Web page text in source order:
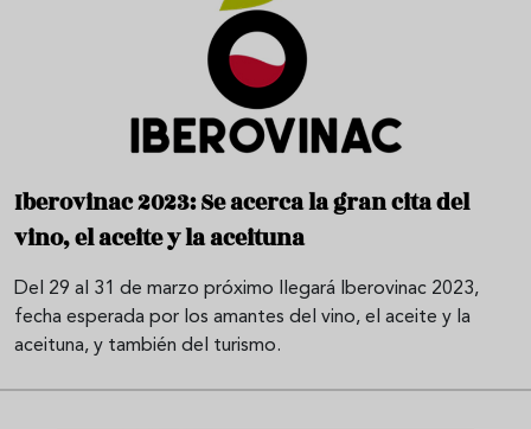
Iberovinac 2023: Se acerca la gran cita del
vino, el aceite y la aceituna
Del 29 al 31 de marzo próximo llegará Iberovinac 2023,
fecha esperada por los amantes del vino, el aceite y la
aceituna, y también del turismo.